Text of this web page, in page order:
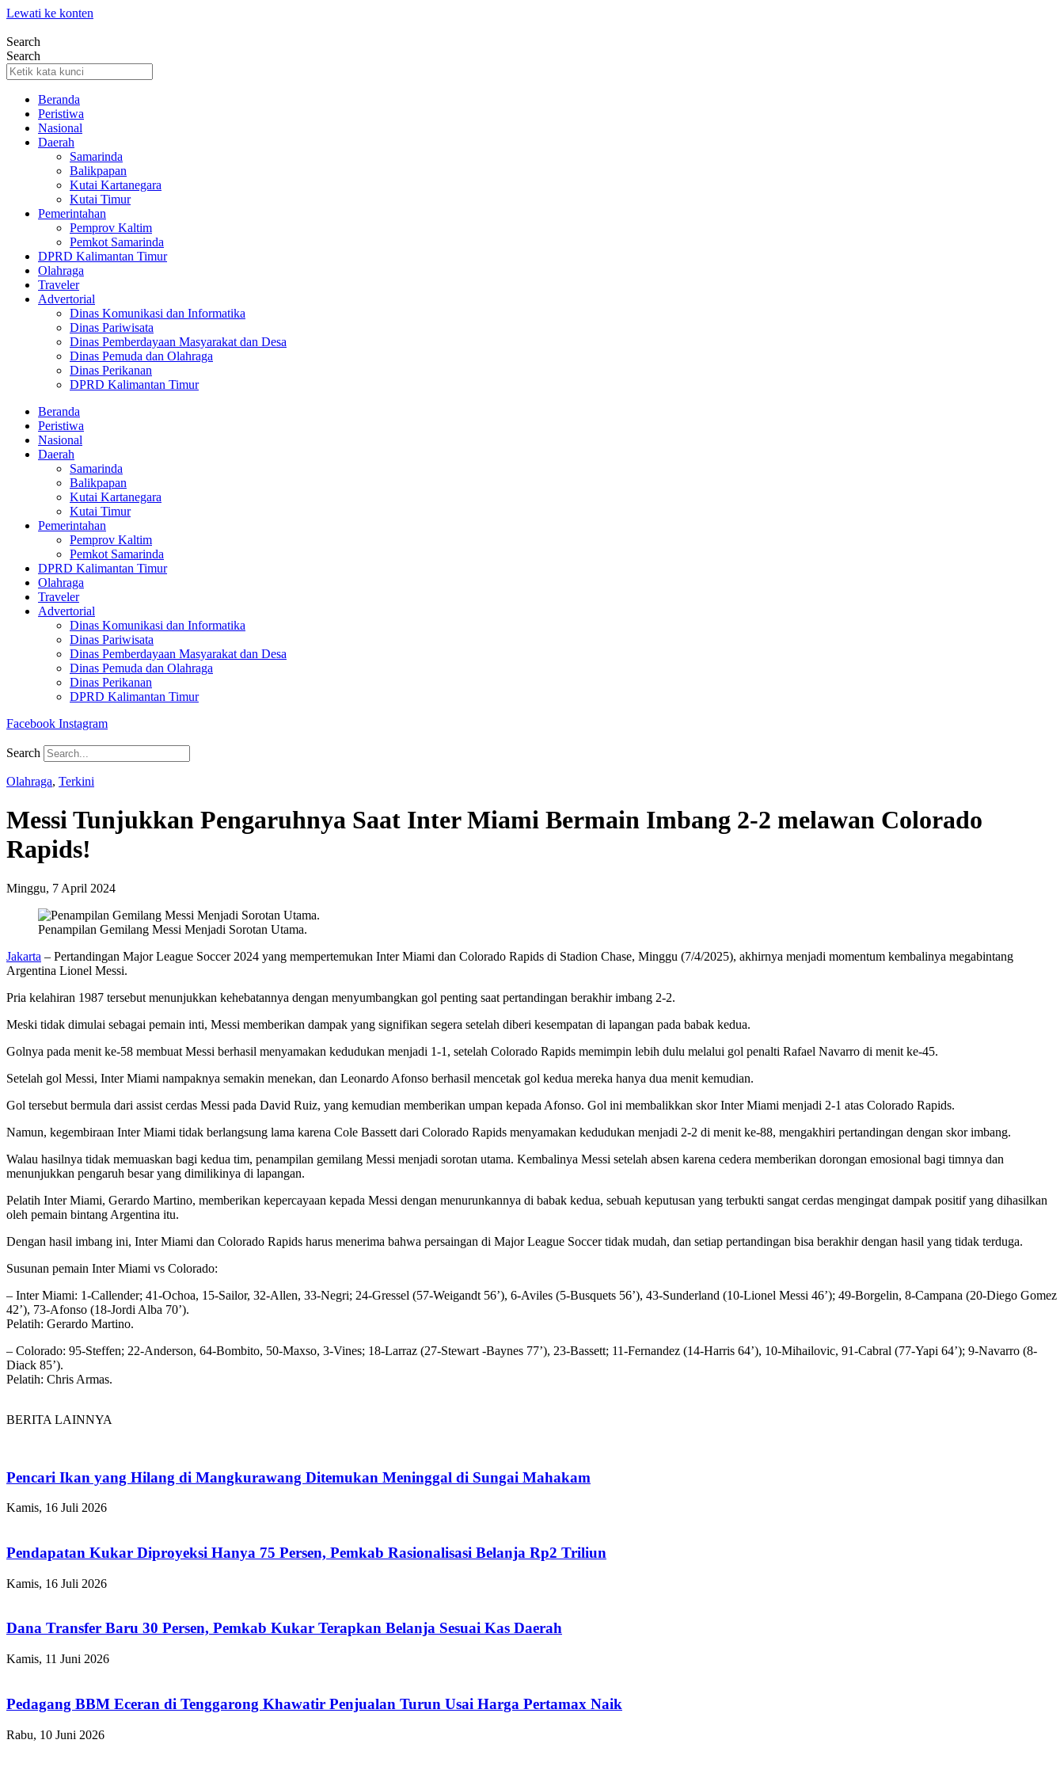
Lewati ke konten
Search
Search
Beranda
Peristiwa
Nasional
Daerah
Samarinda
Balikpapan
Kutai Kartanegara
Kutai Timur
Pemerintahan
Pemprov Kaltim
Pemkot Samarinda
DPRD Kalimantan Timur
Olahraga
Traveler
Advertorial
Dinas Komunikasi dan Informatika
Dinas Pariwisata
Dinas Pemberdayaan Masyarakat dan Desa
Dinas Pemuda dan Olahraga
Dinas Perikanan
DPRD Kalimantan Timur
Beranda
Peristiwa
Nasional
Daerah
Samarinda
Balikpapan
Kutai Kartanegara
Kutai Timur
Pemerintahan
Pemprov Kaltim
Pemkot Samarinda
DPRD Kalimantan Timur
Olahraga
Traveler
Advertorial
Dinas Komunikasi dan Informatika
Dinas Pariwisata
Dinas Pemberdayaan Masyarakat dan Desa
Dinas Pemuda dan Olahraga
Dinas Perikanan
DPRD Kalimantan Timur
Facebook Instagram
Search
Olahraga, Terkini
Messi Tunjukkan Pengaruhnya Saat Inter Miami Bermain Imbang 2-2 melawan Colorado
Rapids!
Minggu, 7 April 2024
Penampilan Gemilang Messi Menjadi Sorotan Utama.
Jakarta – Pertandingan Major League Soccer 2024 yang mempertemukan Inter Miami dan Colorado Rapids di Stadion Chase, Minggu (7/4/2025), akhirnya menjadi momentum kembalinya megabintang
Argentina Lionel Messi.
Pria kelahiran 1987 tersebut menunjukkan kehebatannya dengan menyumbangkan gol penting saat pertandingan berakhir imbang 2-2.
Meski tidak dimulai sebagai pemain inti, Messi memberikan dampak yang signifikan segera setelah diberi kesempatan di lapangan pada babak kedua.
Golnya pada menit ke-58 membuat Messi berhasil menyamakan kedudukan menjadi 1-1, setelah Colorado Rapids memimpin lebih dulu melalui gol penalti Rafael Navarro di menit ke-45.
Setelah gol Messi, Inter Miami nampaknya semakin menekan, dan Leonardo Afonso berhasil mencetak gol kedua mereka hanya dua menit kemudian.
Gol tersebut bermula dari assist cerdas Messi pada David Ruiz, yang kemudian memberikan umpan kepada Afonso. Gol ini membalikkan skor Inter Miami menjadi 2-1 atas Colorado Rapids.
Namun, kegembiraan Inter Miami tidak berlangsung lama karena Cole Bassett dari Colorado Rapids menyamakan kedudukan menjadi 2-2 di menit ke-88, mengakhiri pertandingan dengan skor imbang.
Walau hasilnya tidak memuaskan bagi kedua tim, penampilan gemilang Messi menjadi sorotan utama. Kembalinya Messi setelah absen karena cedera memberikan dorongan emosional bagi timnya dan
menunjukkan pengaruh besar yang dimilikinya di lapangan.
Pelatih Inter Miami, Gerardo Martino, memberikan kepercayaan kepada Messi dengan menurunkannya di babak kedua, sebuah keputusan yang terbukti sangat cerdas mengingat dampak positif yang dihasilkan
oleh pemain bintang Argentina itu.
Dengan hasil imbang ini, Inter Miami dan Colorado Rapids harus menerima bahwa persaingan di Major League Soccer tidak mudah, dan setiap pertandingan bisa berakhir dengan hasil yang tidak terduga.
Susunan pemain Inter Miami vs Colorado:
– Inter Miami: 1-Callender; 41-Ochoa, 15-Sailor, 32-Allen, 33-Negri; 24-Gressel (57-Weigandt 56’), 6-Aviles (5-Busquets 56’), 43-Sunderland (10-Lionel Messi 46’); 49-Borgelin, 8-Campana (20-Diego Gomez
42’), 73-Afonso (18-Jordi Alba 70’).
Pelatih: Gerardo Martino.
– Colorado: 95-Steffen; 22-Anderson, 64-Bombito, 50-Maxso, 3-Vines; 18-Larraz (27-Stewart -Baynes 77’), 23-Bassett; 11-Fernandez (14-Harris 64’), 10-Mihailovic, 91-Cabral (77-Yapi 64’); 9-Navarro (8-
Diack 85’).
Pelatih: Chris Armas.
BERITA LAINNYA
Pencari Ikan yang Hilang di Mangkurawang Ditemukan Meninggal di Sungai Mahakam
Kamis, 16 Juli 2026
Pendapatan Kukar Diproyeksi Hanya 75 Persen, Pemkab Rasionalisasi Belanja Rp2 Triliun
Kamis, 16 Juli 2026
Dana Transfer Baru 30 Persen, Pemkab Kukar Terapkan Belanja Sesuai Kas Daerah
Kamis, 11 Juni 2026
Pedagang BBM Eceran di Tenggarong Khawatir Penjualan Turun Usai Harga Pertamax Naik
Rabu, 10 Juni 2026